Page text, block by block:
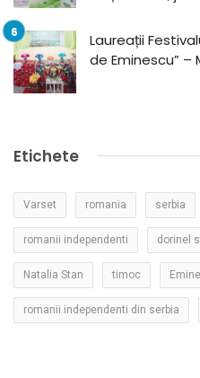
Laureații
de Eminescu” –
Etichete
Varset romania serbia
romanii independenti dorinel
Natalia Stan timoc
romanii independenti din serbia